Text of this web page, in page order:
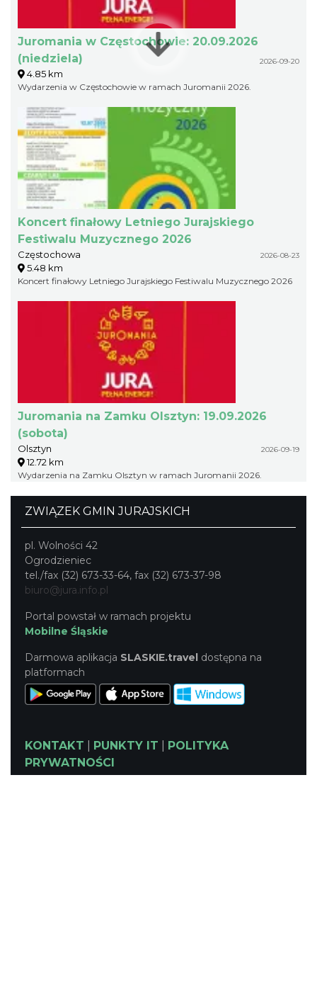
Juromania w Częstochowie: 20.09.2026
(niedziela)
2026-09-20
4.85 km
Wydarzenia w Częstochowie w ramach Juromanii 2026.
Koncert finałowy Letniego Jurajskiego
Festiwalu Muzycznego 2026
Częstochowa 2026-08-23
5.48 km
Koncert finałowy Letniego Jurajskiego Festiwalu Muzycznego 2026
Juromania na Zamku Olsztyn: 19.09.2026
(sobota)
Olsztyn 2026-09-19
12.72 km
Wydarzenia na Zamku Olsztyn w ramach Juromanii 2026.
ZWIĄZEK GMIN JURAJSKICH
pl. Wolności 42
Ogrodzieniec
tel./fax (32) 673-33-64, fax (32) 673-37-98
biuro@jura.info.pl
Portal powstał w ramach projektu
Mobilne Śląskie
Darmowa aplikacja SLASKIE.travel dostępna na
platformach
KONTAKT PUNKTY IT
POLITYKA
PRYWATNOŚCI